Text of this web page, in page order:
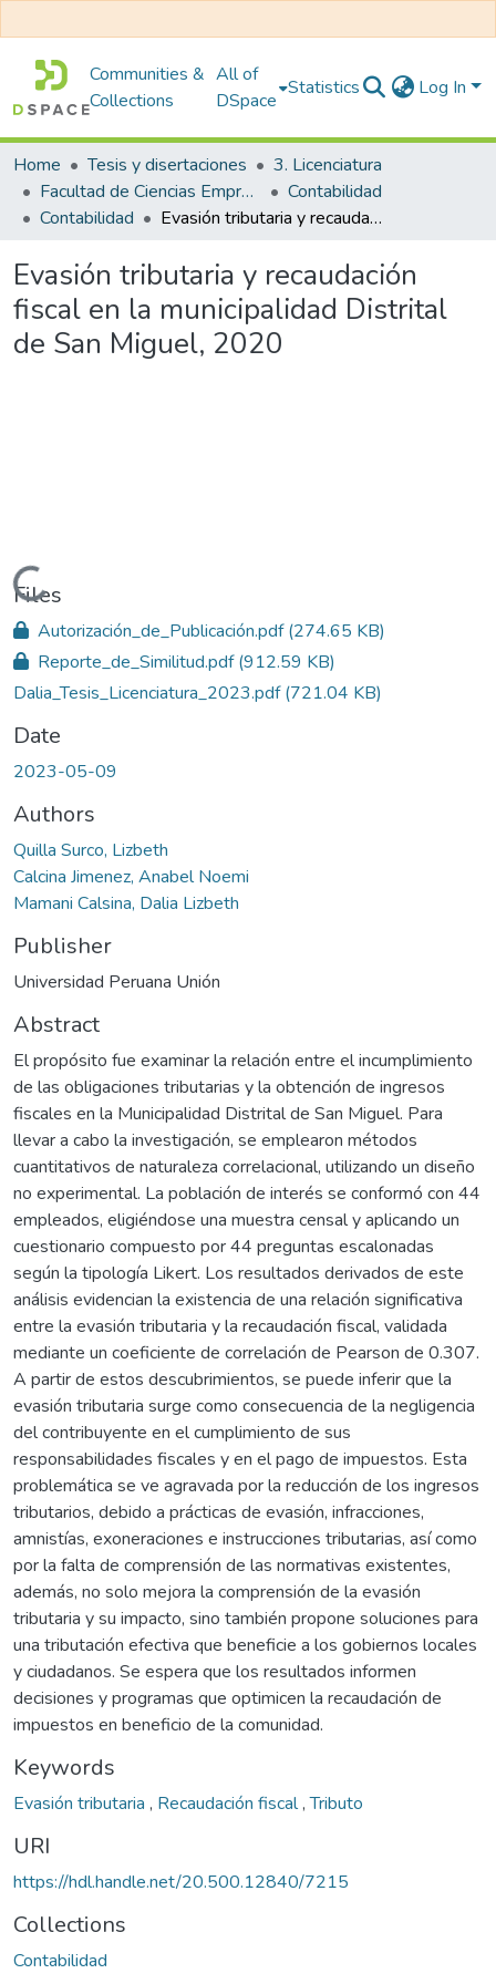
Communities &
Collections
All of
DSpace
Statistics Log In
Home Tesis y disertaciones
3. Licenciatura
Facultad de Ciencias Empresariales
Contabilidad
Contabilidad
Evasión tributaria y recaudación fiscal en la municipalidad Distrital de San Miguel, 2020
Evasión tributaria y recaudación
fiscal en la municipalidad Distrital
de San Miguel, 2020
Loading...
Files
Autorización_de_Publicación.pdf(274.65 KB)
Reporte_de_Similitud.pdf(912.59 KB)
Dalia_Tesis_Licenciatura_2023.pdf(721.04 KB)
Date
2023-05-09
Authors
Quilla Surco, Lizbeth
Calcina Jimenez, Anabel Noemi
Mamani Calsina, Dalia Lizbeth
Publisher
Universidad Peruana Unión
Abstract
El propósito fue examinar la relación entre el incumplimiento
de las obligaciones tributarias y la obtención de ingresos
fiscales en la Municipalidad Distrital de San Miguel. Para
llevar a cabo la investigación, se emplearon métodos
cuantitativos de naturaleza correlacional, utilizando un diseño
no experimental. La población de interés se conformó con 44
empleados, eligiéndose una muestra censal y aplicando un
cuestionario compuesto por 44 preguntas escalonadas
según la tipología Likert. Los resultados derivados de este
análisis evidencian la existencia de una relación significativa
entre la evasión tributaria y la recaudación fiscal, validada
mediante un coeficiente de correlación de Pearson de 0.307.
A partir de estos descubrimientos, se puede inferir que la
evasión tributaria surge como consecuencia de la negligencia
del contribuyente en el cumplimiento de sus
responsabilidades fiscales y en el pago de impuestos. Esta
problemática se ve agravada por la reducción de los ingresos
tributarios, debido a prácticas de evasión, infracciones,
amnistías, exoneraciones e instrucciones tributarias, así como
por la falta de comprensión de las normativas existentes,
además, no solo mejora la comprensión de la evasión
tributaria y su impacto, sino también propone soluciones para
una tributación efectiva que beneficie a los gobiernos locales
y ciudadanos. Se espera que los resultados informen
decisiones y programas que optimicen la recaudación de
impuestos en beneficio de la comunidad.
Keywords
Evasión tributaria , Recaudación fiscal,Tributo
URI
https://hdl.handle.net/20.500.12840/7215
Collections
Contabilidad